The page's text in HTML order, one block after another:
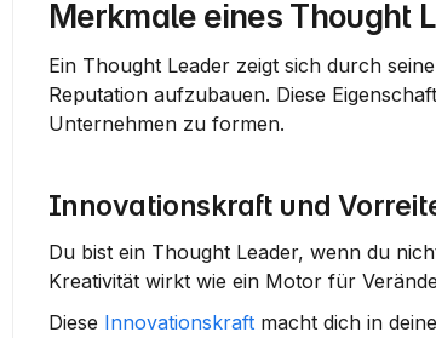
Merkmale eines Thought
Ein Thought Leader zeigt sich durch
Reputation aufzubauen. Diese
Unternehmen zu formen.
Innovationskraft und
Du bist ein Thought Leader, wenn du
Kreativität wirkt wie ein Motor für
Diese Innovationskraft macht dich in